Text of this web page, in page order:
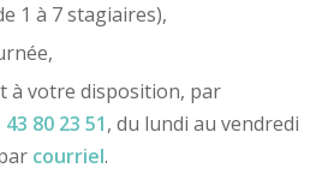
1 à 7 stagiaires),
à votre disposition, par
43 80 23 51, du lundi au vendredi
courriel.